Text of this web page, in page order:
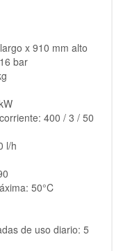
x 910 mm alto
bar
400 / 3 / 50
l/h
50°C
de uso diario: 5